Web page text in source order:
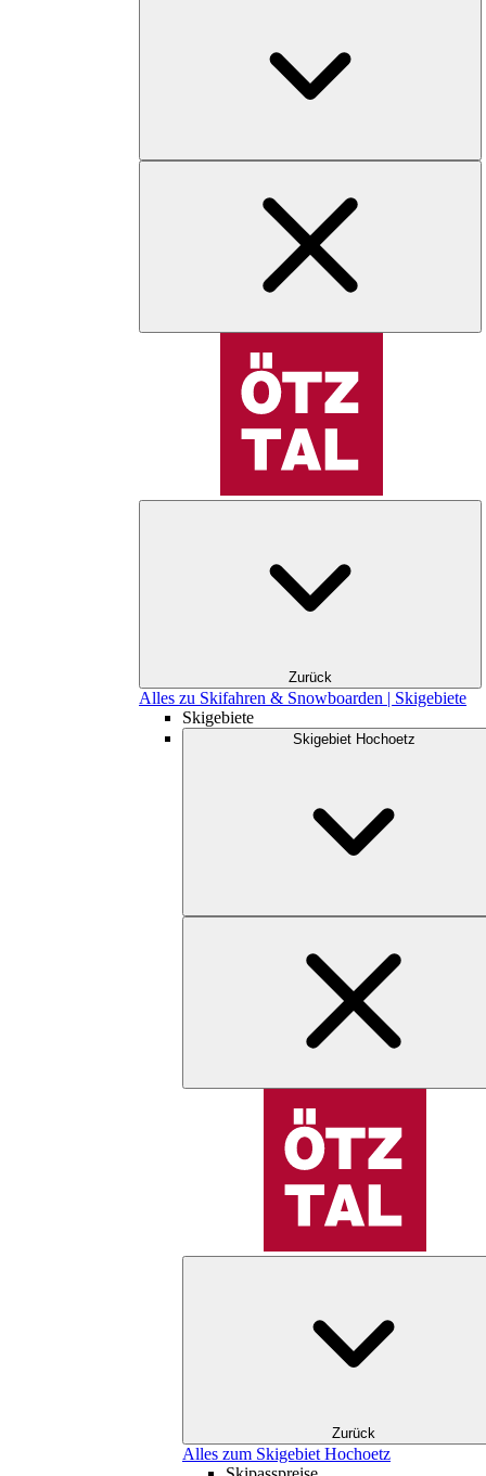
Zurück
Alles zu Skifahren & Snowboarden | Skigebiete
Skigebiete
Skigebiet Hochoetz
Zurück
Alles zum Skigebiet Hochoetz